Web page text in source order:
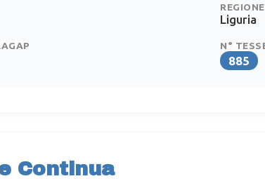
REGIONE
Liguria
N°
885
Continua